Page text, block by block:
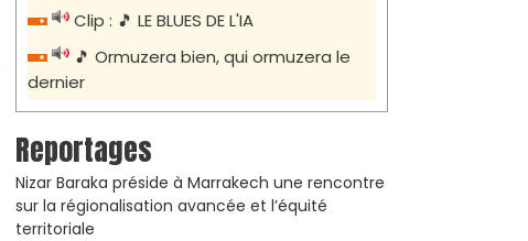
Clip : 🎵 LE BLUES DE L'IA
🎵 Ormuzera bien, qui ormuzera le
dernier
Reportages
Nizar Baraka préside à Marrakech une rencontre
sur la régionalisation avancée et l’équité
territoriale